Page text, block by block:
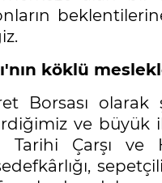
köklü
Borsası olarak
ve büyük
Tarihi Çarşı
sedefkârlığı,